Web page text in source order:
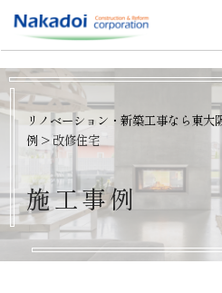
リノベーション・新築工事なら東大
例 >改修住宅
施工事例